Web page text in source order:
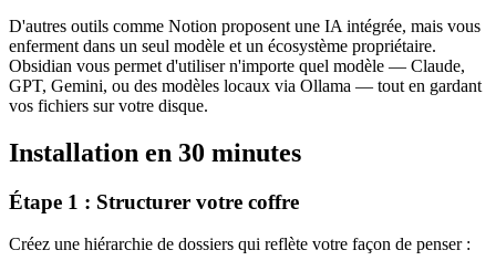
D'autres outils comme Notion proposent une IA intégrée, mais vous
enferment dans un seul modèle et un écosystème propriétaire.
Obsidian vous permet d'utiliser n'importe quel modèle — Claude,
GPT, Gemini, ou des modèles locaux via Ollama — tout en gardant
vos fichiers sur votre disque.
Installation en 30 minutes
Étape 1 : Structurer votre coffre
Créez une hiérarchie de dossiers qui reflète votre façon de penser :